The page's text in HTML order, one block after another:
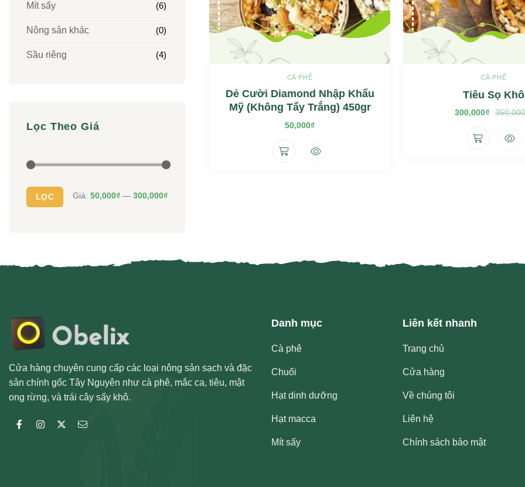
Mít sấy (6)
Nông sản khác (0)
Sầu riêng (4)
Lọc Theo Giá
tối
thiểu
tối
LỌC Giá: 50,000₫ — 300,000₫
CÀ PHÊ
Dẻ Cười Diamond Nhập Khẩu
Mỹ (không Tẩy Trắng) 450gr
50,000₫
CÀ PHÊ
Tiêu Sọ Khô
Giá
350,000₫.
300,000₫
Giá
Cửa hàng chuyên cung cấp các loại nông sản sạch và đặc
sản chính gốc Tây Nguyên như cà phê, mắc ca, tiêu, mật
ong rừng, và trái cây sấy khô.
Danh mục
Cà phê
Chuối
Hạt dinh dưỡng
Hạt macca
Mít sấy
Liên kết nhanh
Trang chủ
Cửa hàng
Về chúng tôi
Liên hệ
Chính sách bảo mật